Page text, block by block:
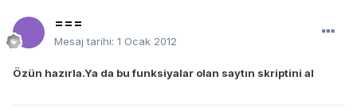
===
Mesaj tarihi: 1 Ocak 2012
Özün hazırla.Ya da bu funksiyalar olan saytın skriptini al